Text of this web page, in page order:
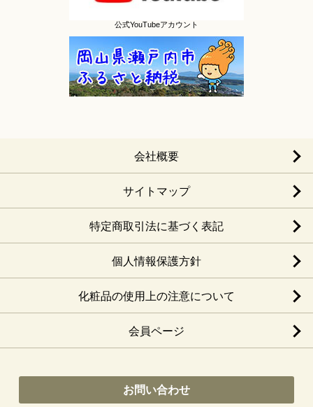
公式YouTubeアカウント
会社概要
サイトマップ
特定商取引法に基づく表記
個人情報保護方針
化粧品の使用上の注意について
会員ページ
お問い合わせ